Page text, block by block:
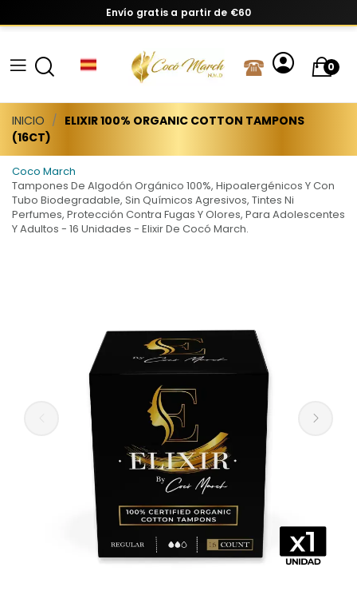
Envío gratis a partir de €60
0
INICIO
ELIXIR 100% ORGANIC COTTON TAMPONS
(16CT)
Coco March
Tampones De Algodón Orgánico 100%, Hipoalergénicos Y Con
Tubo Biodegradable, Sin Químicos Agresivos, Tintes Ni
Perfumes, Protección Contra Fugas Y Olores, Para Adolescentes
Y Adultos - 16 Unidades - Elixir De Cocó March.